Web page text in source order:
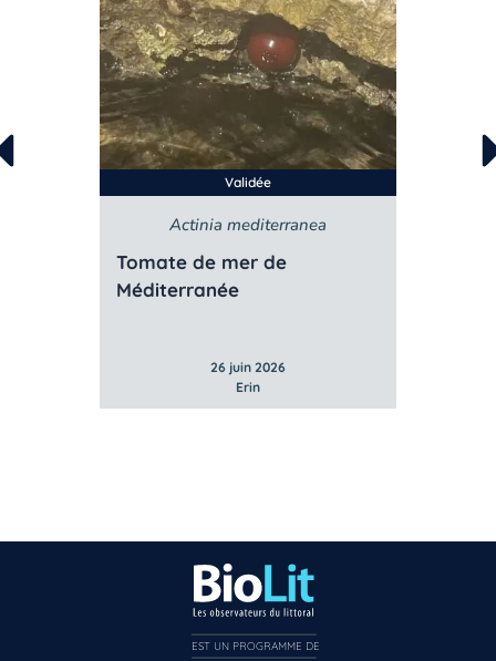
Validée
Actinia mediterranea
Tomate de mer de
Méditerranée
26 juin 2026
Erin